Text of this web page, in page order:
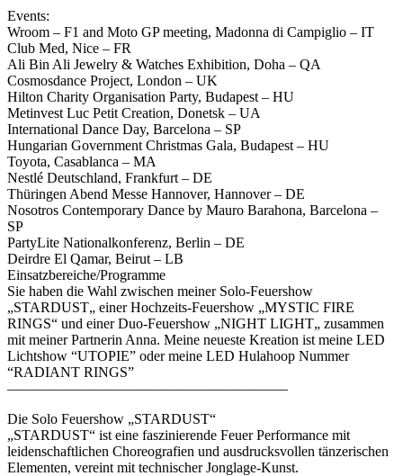
Events:
Wroom – F1 and Moto GP meeting, Madonna di Campiglio – IT
Club Med, Nice – FR
Ali Bin Ali Jewelry & Watches Exhibition, Doha – QA
Cosmosdance Project, London – UK
Hilton Charity Organisation Party, Budapest – HU
Metinvest Luc Petit Creation, Donetsk – UA
International Dance Day, Barcelona – SP
Hungarian Government Christmas Gala, Budapest – HU
Toyota, Casablanca – MA
Nestlé Deutschland, Frankfurt – DE
Thüringen Abend Messe Hannover, Hannover – DE
Nosotros Contemporary Dance by Mauro Barahona, Barcelona –
SP
PartyLite Nationalkonferenz, Berlin – DE
Deirdre El Qamar, Beirut – LB
Einsatzbereiche/Programme
Sie haben die Wahl zwischen meiner Solo-Feuershow
„STARDUST„ einer Hochzeits-Feuershow „MYSTIC FIRE
RINGS“ und einer Duo-Feuershow „NIGHT LIGHT„ zusammen
mit meiner Partnerin Anna. Meine neueste Kreation ist meine LED
Lichtshow “UTOPIE” oder meine LED Hulahoop Nummer
“RADIANT RINGS”
———————————————————–
Die Solo Feuershow „STARDUST“
„STARDUST“ ist eine faszinierende Feuer Performance mit
leidenschaftlichen Choreografien und ausdrucksvollen tänzerischen
Elementen, vereint mit technischer Jonglage-Kunst.